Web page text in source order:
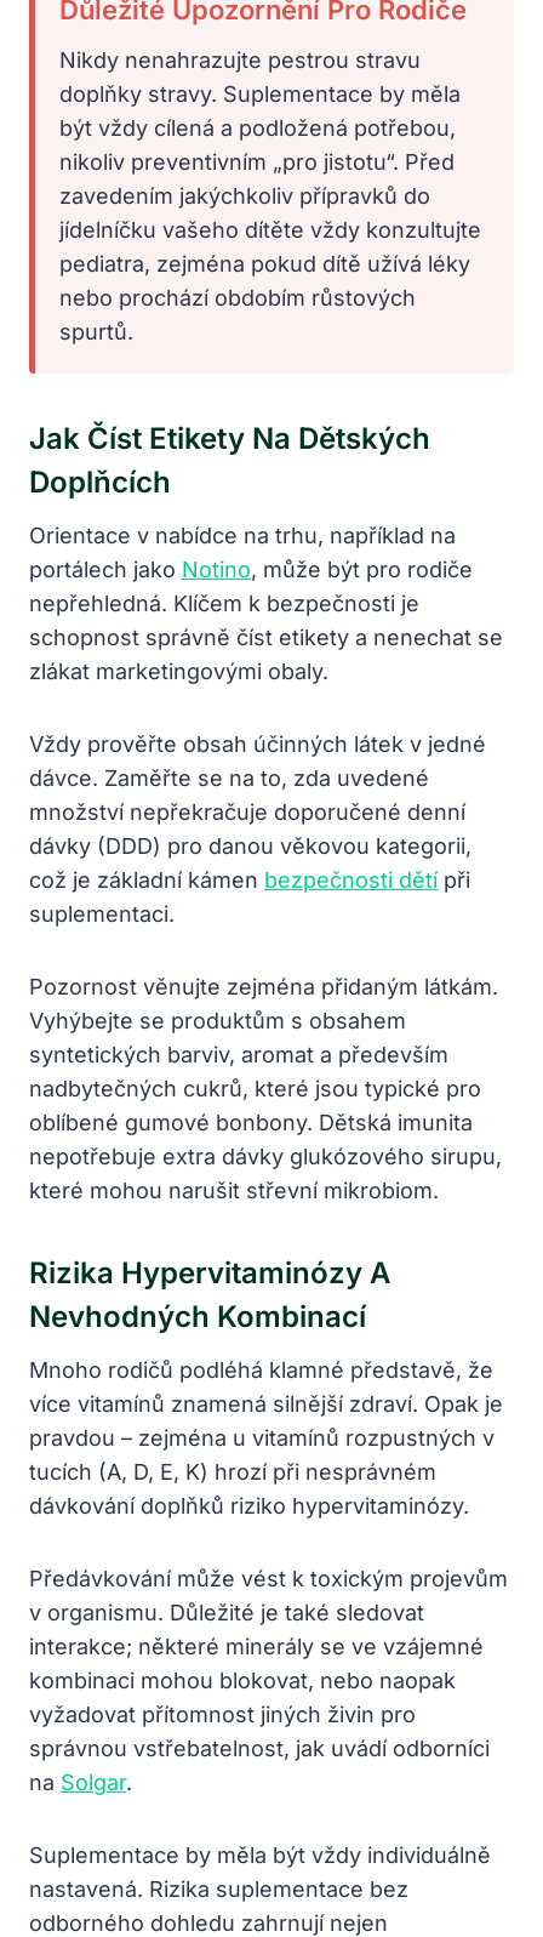
Důležité Upozornění Pro Rodiče
Nikdy nenahrazujte pestrou stravu
doplňky stravy. Suplementace by měla
být vždy cílená a podložená potřebou,
nikoliv preventivním „pro jistotu“. Před
zavedením jakýchkoliv přípravků do
jídelníčku vašeho dítěte vždy konzultujte
pediatra, zejména pokud dítě užívá léky
nebo prochází obdobím růstových
spurtů.
Jak Číst Etikety Na Dětských
Doplňcích
Orientace v nabídce na trhu, například na
portálech jako Notino, může být pro rodiče
nepřehledná. Klíčem k bezpečnosti je
schopnost správně číst etikety a nenechat se
zlákat marketingovými obaly.
Vždy prověřte obsah účinných látek v jedné
dávce. Zaměřte se na to, zda uvedené
množství nepřekračuje doporučené denní
dávky (DDD) pro danou věkovou kategorii,
což je základní kámen bezpečnosti dětípři
suplementaci.
Pozornost věnujte zejména přidaným látkám.
Vyhýbejte se produktům s obsahem
syntetických barviv, aromat a především
nadbytečných cukrů, které jsou typické pro
oblíbené gumové bonbony. Dětská imunita
nepotřebuje extra dávky glukózového sirupu,
které mohou narušit střevní mikrobiom.
Rizika Hypervitaminózy A
Nevhodných Kombinací
Mnoho rodičů podléhá klamné představě, že
více vitamínů znamená silnější zdraví. Opak je
pravdou – zejména u vitamínů rozpustných v
tucích (A, D, E, K) hrozí při nesprávném
dávkování doplňků riziko hypervitaminózy.
Předávkování může vést k toxickým projevům
v organismu. Důležité je také sledovat
interakce; některé minerály se ve vzájemné
kombinaci mohou blokovat, nebo naopak
vyžadovat přítomnost jiných živin pro
správnou vstřebatelnost, jak uvádí odborníci
na Solgar.
Suplementace by měla být vždy individuálně
nastavená. Rizika suplementace bez
odborného dohledu zahrnují nejen